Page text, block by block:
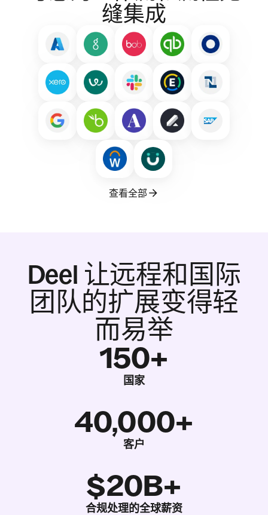
缝集成
查看全部
Deel 让远程和国际
团队的扩展变得轻
而易举
150+
国家
40,000+
客户
$20B+
合规处理的全球薪资